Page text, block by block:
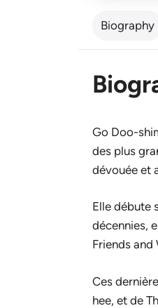
Biography
Go Doo-
des plus
dévouée et
Elle débute
décennies,
Friends and
Ces
hee, et de